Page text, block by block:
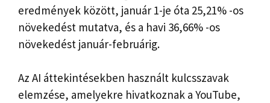
eredmények között, január 1-je óta 25,21% -os
növekedést mutatva, és a havi 36,66% -os
növekedést január-februárig.
Az AI áttekintésekben használt kulcsszavak
elemzése, amelyekre hivatkoznak a YouTube,